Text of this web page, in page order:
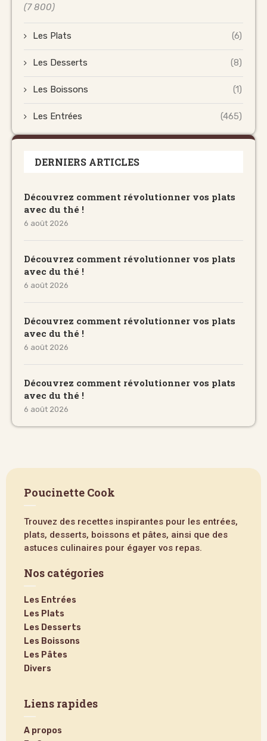
(7 800)
Les Plats (6)
Les Desserts (8)
Les Boissons (1)
Les Entrées (465)
DERNIERS ARTICLES
Découvrez comment révolutionner vos plats
avec du thé !
6 août 2026
Découvrez comment révolutionner vos plats
avec du thé !
6 août 2026
Découvrez comment révolutionner vos plats
avec du thé !
6 août 2026
Découvrez comment révolutionner vos plats
avec du thé !
6 août 2026
Poucinette Cook
Trouvez des recettes inspirantes pour les entrées,
plats, desserts, boissons et pâtes, ainsi que des
astuces culinaires pour égayer vos repas.
Nos catégories
Les Entrées
Les Plats
Les Desserts
Les Boissons
Les Pâtes
Divers
Liens rapides
A propos